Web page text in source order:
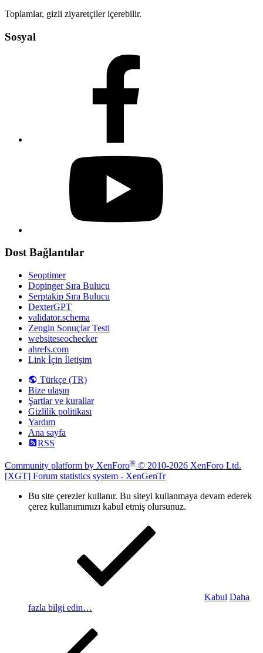
Toplamlar, gizli ziyaretçiler içerebilir.
Sosyal
Dost Bağlantılar
Seoptimer
Dopinger Sıra Bulucu
Serptakip Sıra Bulucu
DexterGPT
validator.schema
Zengin Sonuçlar Testi
websiteseochecker
ahrefs.com
Link İçin İletişim
Türkçe (TR)
Bize ulaşın
Şartlar ve kurallar
Gizlilik politikası
Yardım
Ana sayfa
RSS
Community platform by XenForo® © 2010-2026 XenForo Ltd.
[XGT] Forum statistics system - XenGenTr
Bu site çerezler kullanır. Bu siteyi kullanmaya devam ederek
çerez kullanımımızı kabul etmiş olursunuz.
Kabul Daha
fazla bilgi edin…